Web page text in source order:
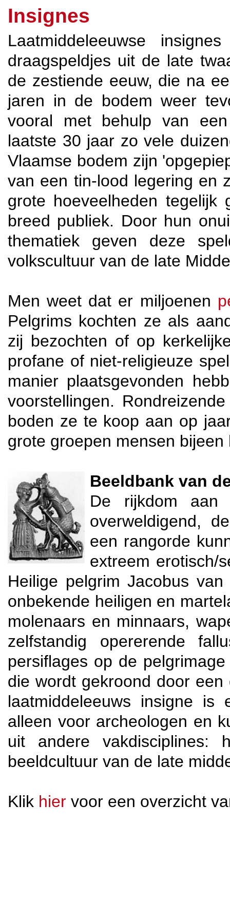
Insignes
Laatmiddeleeuwse
draagspeldjes uit de late
de zestiende eeuw, die na
jaren in de bodem weer
vooral met behulp van
laatste 30 jaar zo vele
Vlaamse bodem zijn
van een tin-lood legering en
grote hoeveelheden tegelijk
breed publiek. Door hun
thematiek geven deze
volkscultuur van de late
Men weet dat er miljoenen
Pelgrims kochten ze als
zij bezochten of op
profane of niet-religieuze
manier plaatsgevonden
voorstellingen.
boden ze te koop aan op
grote groepen mensen bijeen
Beeldbank van
De rijkdom aan
overweldigend,
een rangorde
extreem erotisch/
Heilige pelgrim Jacobus
onbekende heiligen en
molenaars en minnaars,
zelfstandig opererende
persiflages op de
die wordt gekroond door
laatmiddeleeuws insigne is
alleen voor archeologen en
uit andere
beeldcultuur van de late
Klik hier voor een overzicht